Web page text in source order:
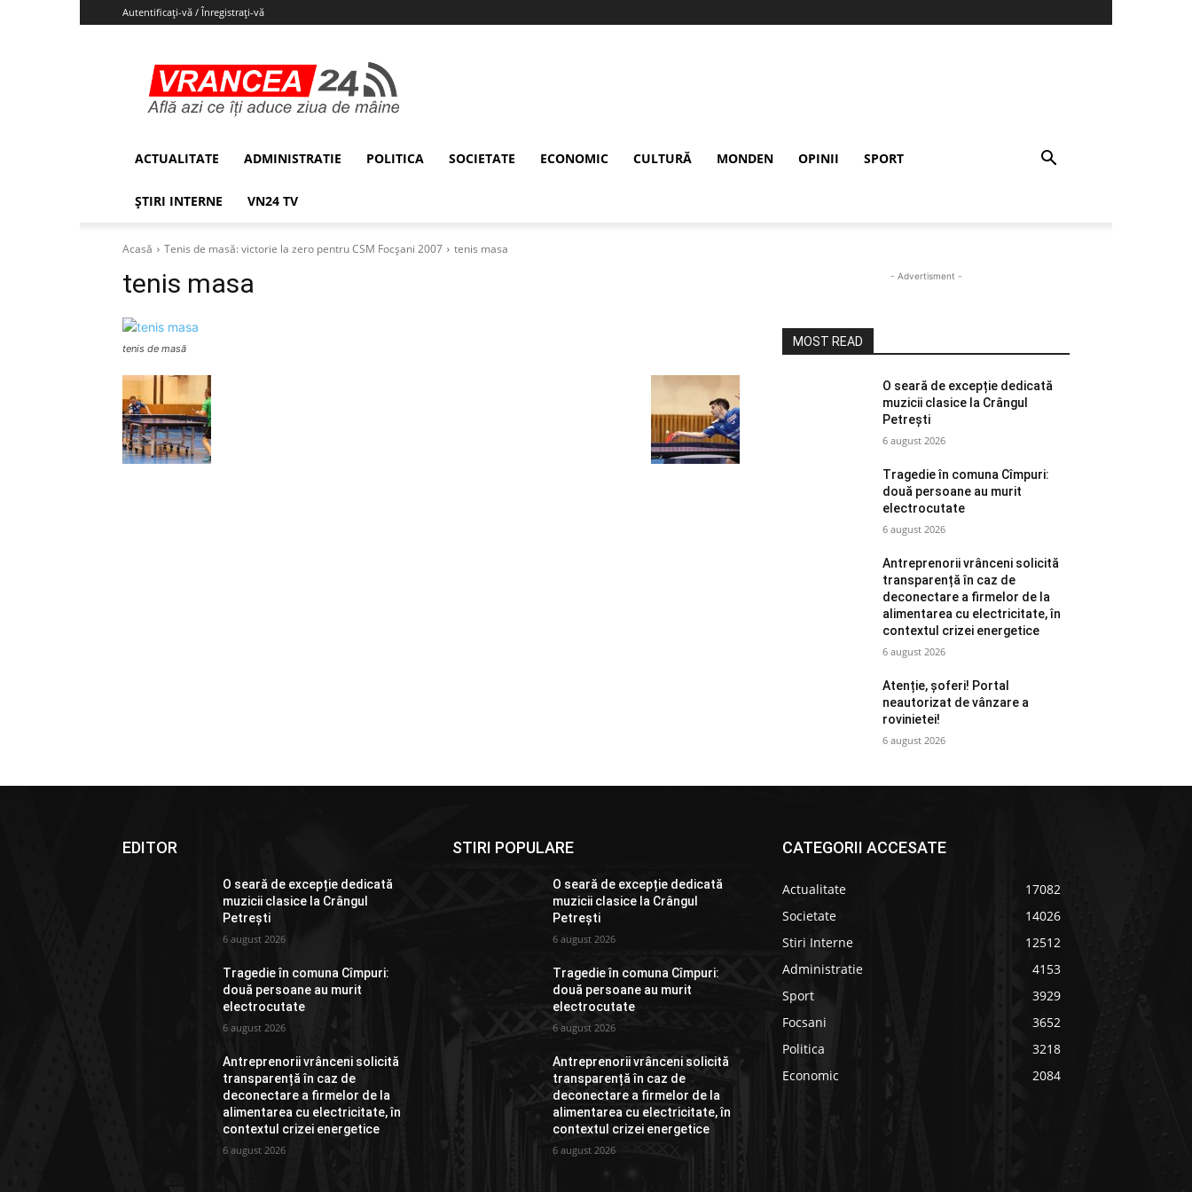
Autentificați-vă / Înregistrați-vă
ACTUALITATE ADMINISTRATIE POLITICA SOCIETATE ECONOMIC CULTURĂ MONDEN OPINII SPORT
ȘTIRI INTERNE VN24 TV
Acasă Tenis de masă: victorie la zero pentru CSM Focșani 2007 tenis masa
tenis masa
tenis de masă
- Advertisment -
MOST READ
O seară de excepție dedicată
muzicii clasice la Crângul
Petrești
6 august 2026
Tragedie în comuna Cîmpuri:
două persoane au murit
electrocutate
6 august 2026
Antreprenorii vrânceni solicită
transparență în caz de
deconectare a firmelor de la
alimentarea cu electricitate, în
contextul crizei energetice
6 august 2026
Atenție, șoferi! Portal
neautorizat de vânzare a
rovinietei!
6 august 2026
EDITOR
O seară de excepție dedicată
muzicii clasice la Crângul
Petrești
6 august 2026
Tragedie în comuna Cîmpuri:
două persoane au murit
electrocutate
6 august 2026
Antreprenorii vrânceni solicită
transparență în caz de
deconectare a firmelor de la
alimentarea cu electricitate, în
contextul crizei energetice
6 august 2026
STIRI POPULARE
O seară de excepție dedicată
muzicii clasice la Crângul
Petrești
6 august 2026
Tragedie în comuna Cîmpuri:
două persoane au murit
electrocutate
6 august 2026
Antreprenorii vrânceni solicită
transparență în caz de
deconectare a firmelor de la
alimentarea cu electricitate, în
contextul crizei energetice
6 august 2026
CATEGORII ACCESATE
Actualitate
17082
Societate
14026
Stiri Interne
12512
Administratie
4153
Sport
3929
Focsani
3652
Politica
3218
Economic
2084